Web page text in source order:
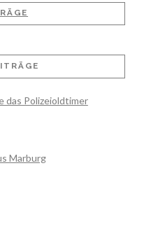
das Polizeioldtimer
Marburg